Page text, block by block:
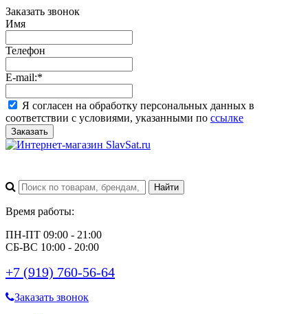
Заказать звонок
Имя
Телефон
E-mail:*
Я согласен на обработку персональных данных в
соответствии с условиями, указанными по ссылке
Заказать
Время работы:
ПН-ПТ 09:00 - 21:00
СБ-ВС 10:00 - 20:00
+7 (919) 760-56-64
Заказать звонок